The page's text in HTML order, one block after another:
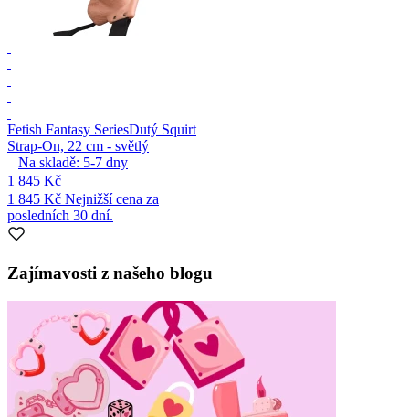
Fetish Fantasy SeriesDutý Squirt
Strap-On, 22 cm - světlý
Na skladě: 5-7 dny
1 845 Kč
1 845 Kč Nejnižší cena za
posledních 30 dní.
Zajímavosti z našeho blogu